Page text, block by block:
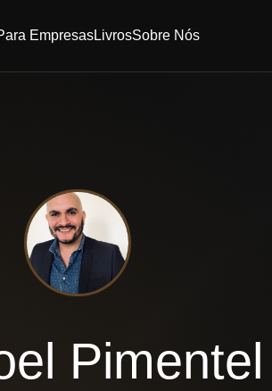
EmpresasLivrosSobre Nós
Pimentel